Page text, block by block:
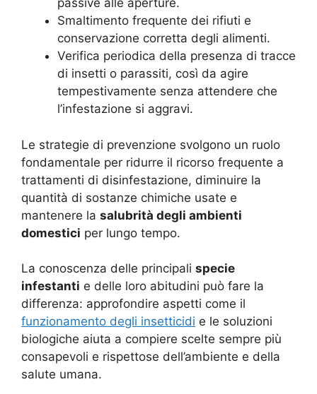
passive alle aperture.
Smaltimento frequente dei rifiuti e
conservazione corretta degli alimenti.
Verifica periodica della presenza di tracce
di insetti o parassiti, così da agire
tempestivamente senza attendere che
l’infestazione si aggravi.
Le strategie di prevenzione svolgono un ruolo
fondamentale per ridurre il ricorso frequente a
trattamenti di disinfestazione, diminuire la
quantità di sostanze chimiche usate e
mantenere la salubrità degli ambienti
domestici per lungo tempo.
La conoscenza delle principali specie
infestanti e delle loro abitudini può fare la
differenza: approfondire aspetti come il
funzionamento degli insetticidi e le soluzioni
biologiche aiuta a compiere scelte sempre più
consapevoli e rispettose dell’ambiente e della
salute umana.